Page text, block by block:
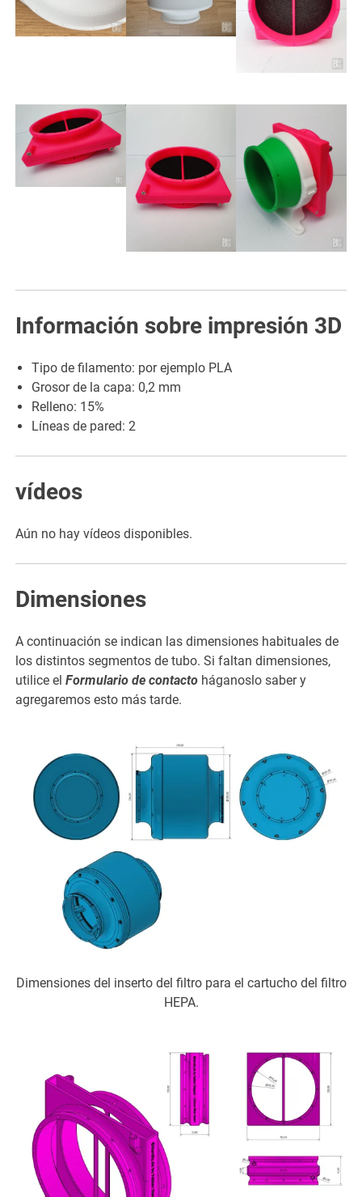
Información sobre impresión 3D
Tipo de filamento: por ejemplo PLA
Grosor de la capa: 0,2 mm
Relleno: 15%
Líneas de pared: 2
vídeos
Aún no hay vídeos disponibles.
Dimensiones
A continuación se indican las dimensiones habituales de
los distintos segmentos de tubo. Si faltan dimensiones,
utilice elFormulario de contacto háganoslo saber y
agregaremos esto más tarde.
Dimensiones del inserto del filtro para el cartucho del filtro
HEPA.